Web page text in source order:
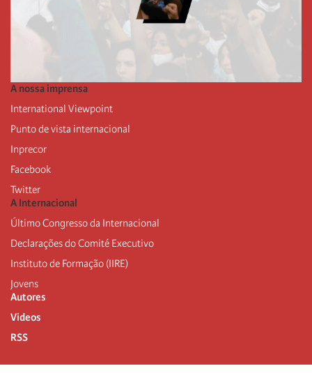
A nossa imprensa
International Viewpoint
Punto de vista internacional
Inprecor
Facebook
Twitter
A Internacional
Último Congresso da Internacional
Declarações do Comité Executivo
Instituto de Formação (IIRE)
Jovens
Autores
Videos
RSS